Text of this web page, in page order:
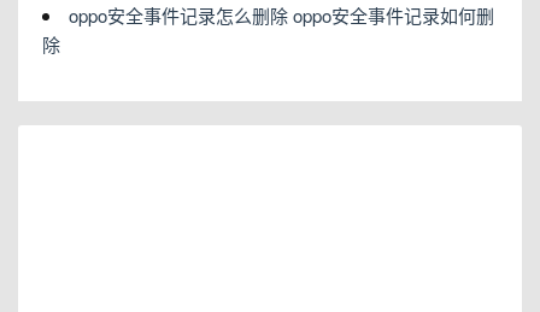
oppo安全事件记录怎么删除 oppo安全事件记录如何删
除